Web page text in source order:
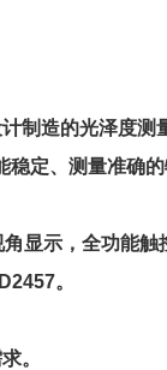
制造的光泽度测
定、测量准确
角显示，全功能触
。
。